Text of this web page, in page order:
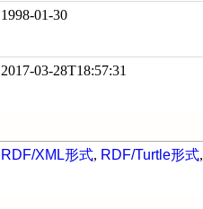
1998-01-30
2017-03-28T18:57:31
RDF/XML形式, RDF/Turtle形式,